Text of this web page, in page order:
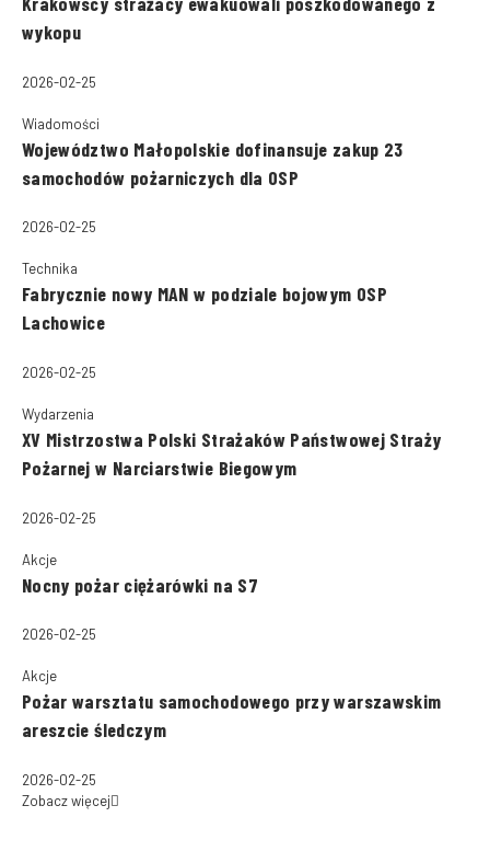
wykopu
2026-02-25
Wiadomości
Województwo Małopolskie dofinansuje zakup 23
samochodów pożarniczych dla OSP
2026-02-25
Technika
Fabrycznie nowy MAN w podziale bojowym OSP
Lachowice
2026-02-25
Wydarzenia
XV Mistrzostwa Polski Strażaków Państwowej Straży
Pożarnej w Narciarstwie Biegowym
2026-02-25
Akcje
Nocny pożar ciężarówki na S7
2026-02-25
Akcje
Pożar warsztatu samochodowego przy warszawskim
areszcie śledczym
2026-02-25
Zobacz więcej